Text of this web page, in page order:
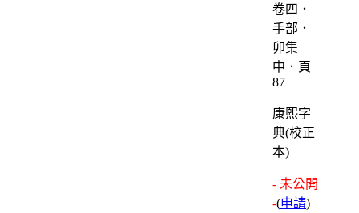
卷四．
手部．
卯集
中．頁
87
康熙字
典(校正
本)
- 未公開
-(申請)